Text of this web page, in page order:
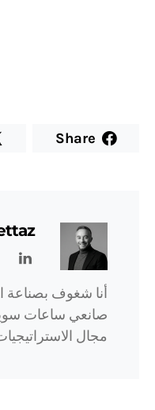
Share
أنا شغوف
صانعي ساعات
مجال